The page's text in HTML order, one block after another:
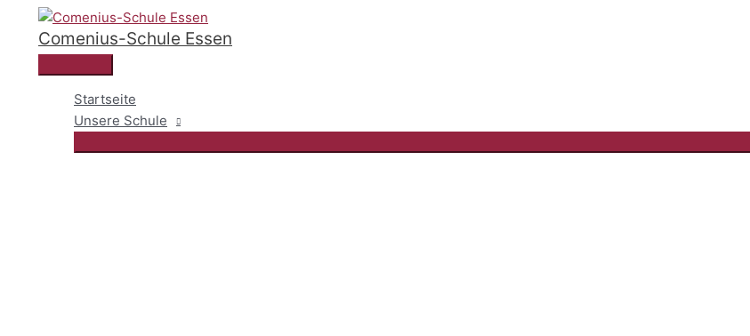
Inhalt
springen
Comenius-Schule Essen
Hauptmenü
Startseite
Unsere Schule